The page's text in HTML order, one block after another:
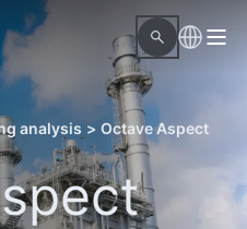
analysis > Octave Aspect